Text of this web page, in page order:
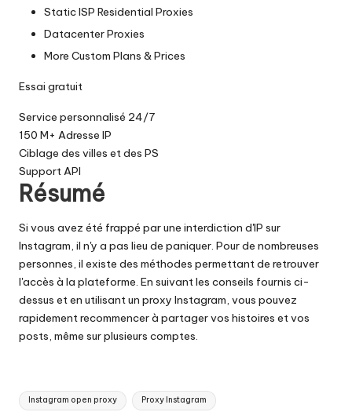
Static ISP Residential Proxies
Datacenter Proxies
More Custom Plans & Prices
Essai gratuit
Service personnalisé 24/7
150 M+ Adresse IP
Ciblage des villes et des PS
Support API
Résumé
Si vous avez été frappé par une interdiction d'IP sur
Instagram, il n'y a pas lieu de paniquer. Pour de nombreuses
personnes, il existe des méthodes permettant de retrouver
l'accès à la plateforme. En suivant les conseils fournis ci-
dessus et en utilisant un proxy Instagram, vous pouvez
rapidement recommencer à partager vos histoires et vos
posts, même sur plusieurs comptes.
TagsInstagram open proxy Proxy Instagram